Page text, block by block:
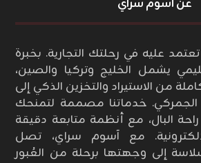
عن أسوم سراي
عليه في رحلتك التجارية. بخبرة
يشمل الخليج وتركيا والصين،
من الاستيراد والتخزين الذكي إلى
خدماتنا مصممة لتمنحك
البال، مع أنظمة متابعة دقيقة
مع آسوم سراي، تصل
إلى وجهتها برحلة من العُبور